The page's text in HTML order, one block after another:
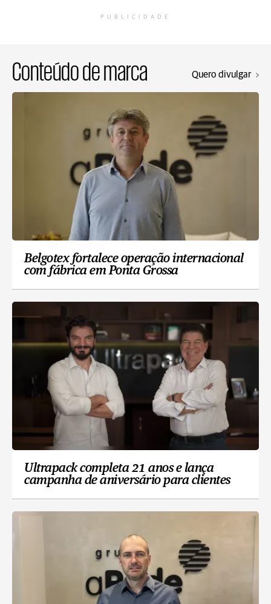
PUBLICIDADE
Conteúdo de marca Quero divulgar
Belgotex fortalece operação internacional
com fábrica em Ponta Grossa
Ultrapack completa 21 anos e lança
campanha de aniversário para clientes